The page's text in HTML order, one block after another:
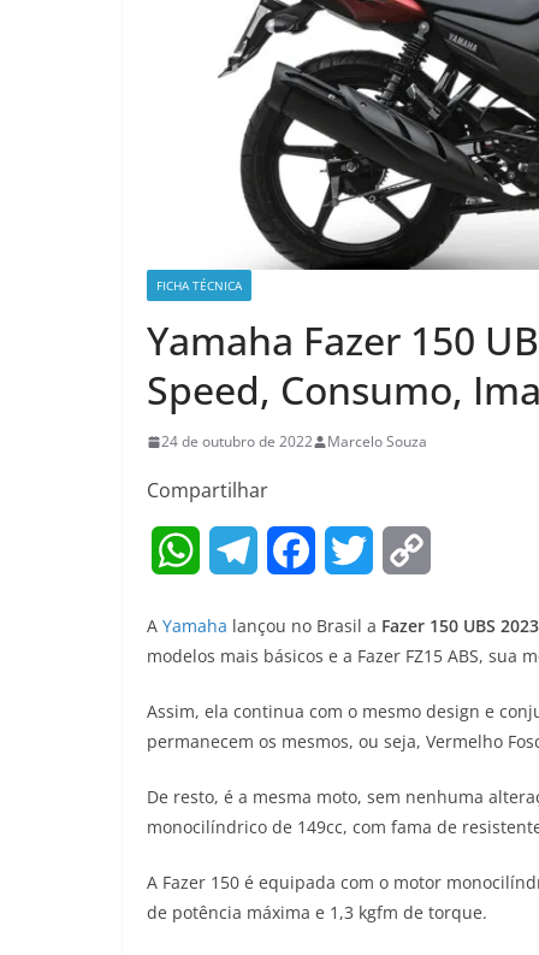
FICHA TÉCNICA
Yamaha Fazer 150
Speed, Consumo,
24 de outubro de 2022 Marcelo Souza
Compartilhar
W
a
s
A
p
p
g
r
a
m
c
b
o
o
k
i
t
e
r
p
L
i
n
k
A Yamaha lançou no Brasil a Fazer 150 UBS 2023
modelos mais básicos e a Fazer FZ15 ABS, sua
Assim, ela continua com o mesmo design e
permanecem os mesmos, ou seja, Vermelho
De resto, é a mesma moto, sem nenhuma
monocilíndrico de 149cc, com fama de
A Fazer 150 é equipada com o motor
de potência máxima e 1,3 kgfm de torque.